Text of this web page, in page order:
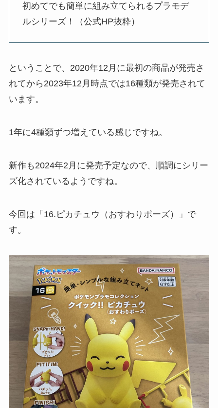
初めてでも簡単に組み立てられるプラモデ
ルシリーズ！（公式HP抜粋）
ということで、2020年12月に最初の商品が発売さ
れてから2023年12月時点では16種類が発売されて
います。
1年に4種類ずつ増えている感じですね。
新作も2024年2月に発売予定なので、順調にシリー
ズ化されているようですね。
今回は「16.ピカチュウ（おすわりポーズ）」で
す。